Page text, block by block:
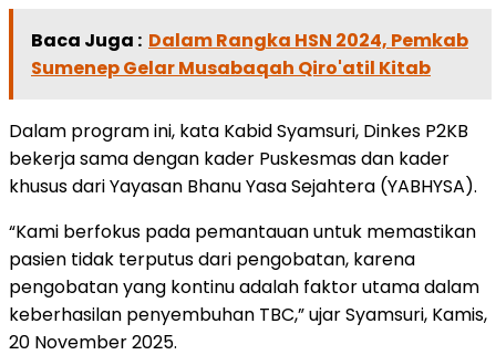
Baca Juga : Dalam Rangka HSN 2024, Pemkab
Sumenep Gelar Musabaqah Qiro'atil Kitab
Dalam program ini, kata Kabid Syamsuri, Dinkes P2KB
bekerja sama dengan kader Puskesmas dan kader
khusus dari Yayasan Bhanu Yasa Sejahtera (YABHYSA).
“Kami berfokus pada pemantauan untuk memastikan
pasien tidak terputus dari pengobatan, karena
pengobatan yang kontinu adalah faktor utama dalam
keberhasilan penyembuhan TBC,” ujar Syamsuri, Kamis,
20 November 2025.